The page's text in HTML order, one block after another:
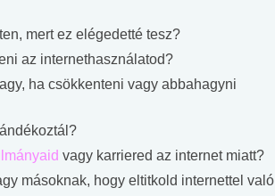
mert ez elégedetté tesz?
az internethasználatod?
ha csökkenteni vagy abbahagyni
vagy karriered az internet miatt?
másoknak, hogy eltitkold internettel való